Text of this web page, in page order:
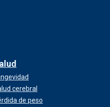
cerebral
de peso